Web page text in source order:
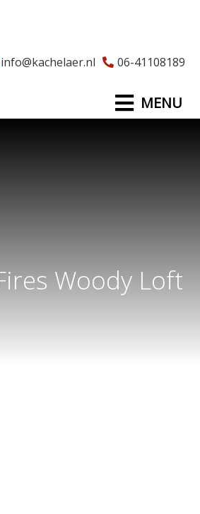
info@kachelaer.nl 06-41108189
MENU
Woody Loft